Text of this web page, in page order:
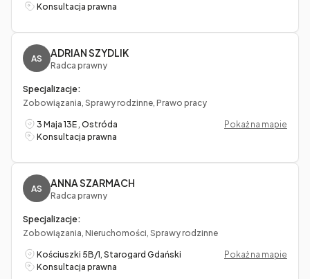
Konsultacja prawna
AS ADRIAN SZYDLIK
Radca prawny
Specjalizacje:
Zobowiązania, Sprawy rodzinne, Prawo pracy
3 Maja 13E , Ostróda
Pokaż na mapie
Konsultacja prawna
AS ANNA SZARMACH
Radca prawny
Specjalizacje:
Zobowiązania, Nieruchomości, Sprawy rodzinne
Kościuszki 5B/1, Starogard Gdański
Pokaż na mapie
Konsultacja prawna